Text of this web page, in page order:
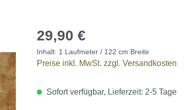
29,90 €
Inhalt: 1 Laufmeter / 122 cm Breite
Preise inkl. MwSt. zzgl. Versandkosten
Sofort verfügbar, Lieferzeit: 2-5 Tage